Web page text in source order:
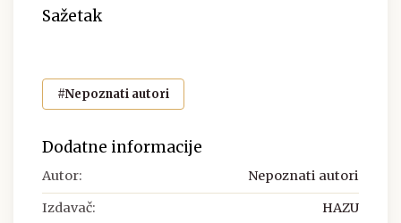
Sažetak
#Nepoznati autori
Dodatne informacije
Autor: Nepoznati autori
Izdavač: HAZU